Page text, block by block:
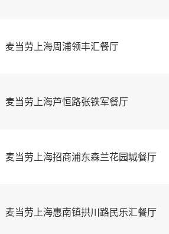
麦当劳上海周浦领丰汇餐厅
麦当劳上海芦恒路张铁军餐厅
麦当劳上海招商浦东森兰花园城餐厅
麦当劳上海惠南镇拱川路民乐汇餐厅